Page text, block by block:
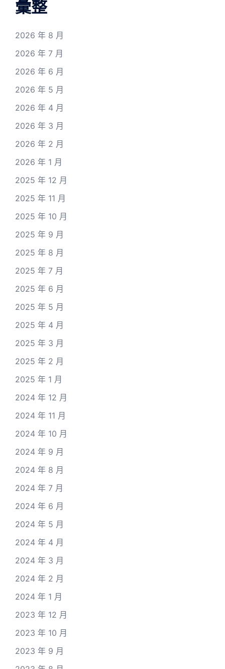
彙整
2026 年 8 月
2026 年 7 月
2026 年 6 月
2026 年 5 月
2026 年 4 月
2026 年 3 月
2026 年 2 月
2026 年 1 月
2025 年 12 月
2025 年 11 月
2025 年 10 月
2025 年 9 月
2025 年 8 月
2025 年 7 月
2025 年 6 月
2025 年 5 月
2025 年 4 月
2025 年 3 月
2025 年 2 月
2025 年 1 月
2024 年 12 月
2024 年 11 月
2024 年 10 月
2024 年 9 月
2024 年 8 月
2024 年 7 月
2024 年 6 月
2024 年 5 月
2024 年 4 月
2024 年 3 月
2024 年 2 月
2024 年 1 月
2023 年 12 月
2023 年 10 月
2023 年 9 月